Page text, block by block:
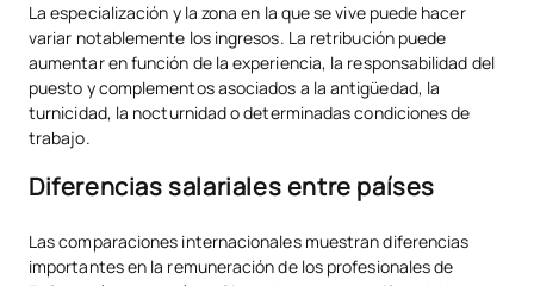
La especialización y la zona en la que se vive puede hacer
variar notablemente los ingresos. La retribución puede
aumentar en función de la experiencia, la responsabilidad del
puesto y complementos asociados a la antigüedad, la
turnicidad, la nocturnidad o determinadas condiciones de
trabajo.
Diferencias salariales entre países
Las comparaciones internacionales muestran diferencias
importantes en la remuneración de los profesionales de